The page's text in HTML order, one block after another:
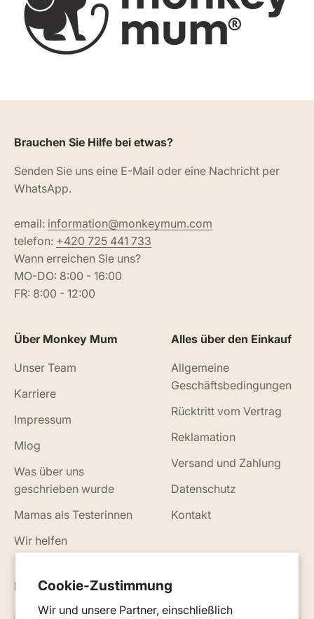
Cookie-Zustimmung
Wir und unsere Partner, einschließlich
Brauchen Sie Hilfe bei etwas?
Senden Sie uns eine E-Mail oder eine Nachricht per
WhatsApp.
email: information@monkeymum.com
telefon: +420 725 441 733
Wann erreichen Sie uns?
MO-DO: 8:00 - 16:00
FR: 8:00 - 12:00
Über Monkey Mum
Unser Team
Karriere
Impressum
Mlog
Was über uns
geschrieben wurde
Mamas als Testerinnen
Wir helfen
Alles über den Einkauf
Allgemeine
Geschäftsbedingungen
Rücktritt vom Vertrag
Reklamation
Versand und Zahlung
Datenschutz
Kontakt
Neuigkeiten, Ratschläge und Tipps per E-Mail